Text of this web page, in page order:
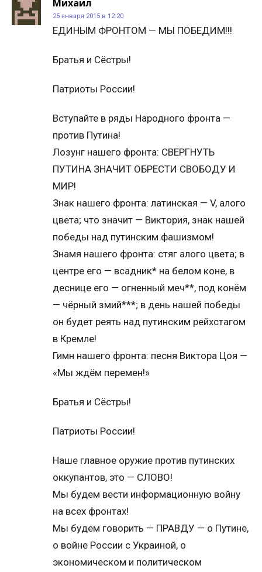
Михаил
25 января 2015 в 12:20
ЕДИНЫМ ФРОНТОМ — МЫ ПОБЕДИМ!!!
Братья и Сёстры!
Патриоты России!
Вступайте в ряды Народного фронта —
против Путина!
Лозунг нашего фронта: СВЕРГНУТЬ
ПУТИНА ЗНАЧИТ ОБРЕСТИ СВОБОДУ И
МИР!
Знак нашего фронта: латинская — V, алого
цвета; что значит — Виктория, знак нашей
победы над путинским фашизмом!
Знамя нашего фронта: стяг алого цвета; в
центре его — всадник* на белом коне, в
деснице его — огненный меч**, под конём
— чёрный змий***; в день нашей победы
он будет реять над путинским рейхстагом
в Кремле!
Гимн нашего фронта: песня Виктора Цоя —
«Мы ждём перемен!»
Братья и Сёстры!
Патриоты России!
Наше главное оружие против путинских
оккупантов, это — СЛОВО!
Мы будем вести информационную войну
на всех фронтах!
Мы будем говорить — ПРАВДУ — о Путине,
о войне России с Украиной, о
экономическом и политическом